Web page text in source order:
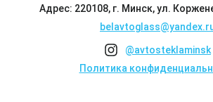
Адрес: 220108, г. Минск, ул.
@avtosteklaminsk
Политика